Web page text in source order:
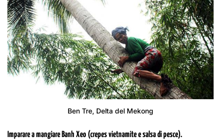
Ben Tre, Delta del Mekong
Imparare a mangiare Banh Xeo (crepes vietnamite e salsa di pesce).